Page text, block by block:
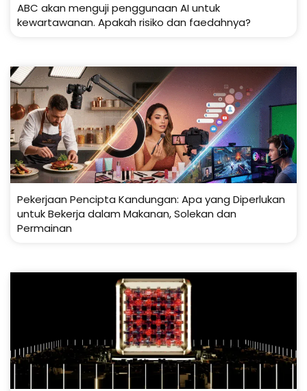
ABC akan menguji penggunaan AI untuk
kewartawanan. Apakah risiko dan faedahnya?
Pekerjaan Pencipta Kandungan: Apa yang Diperlukan
untuk Bekerja dalam Makanan, Solekan dan
Permainan